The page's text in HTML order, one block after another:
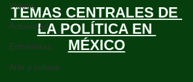
Videos
Actualidad
Entrevistas
Arte y cultura
TEMAS CENTRALES DE
LA POLÍTICA EN
MÉXICO